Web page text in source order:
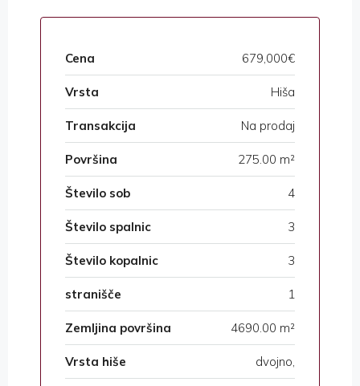
Cena 679,000€
Vrsta Hiša
Transakcija Na prodaj
Površina 275.00 m²
Število sob 4
Število spalnic 3
Število kopalnic 3
stranišče 1
Zemljina površina 4690.00 m²
Vrsta hiše dvojno,